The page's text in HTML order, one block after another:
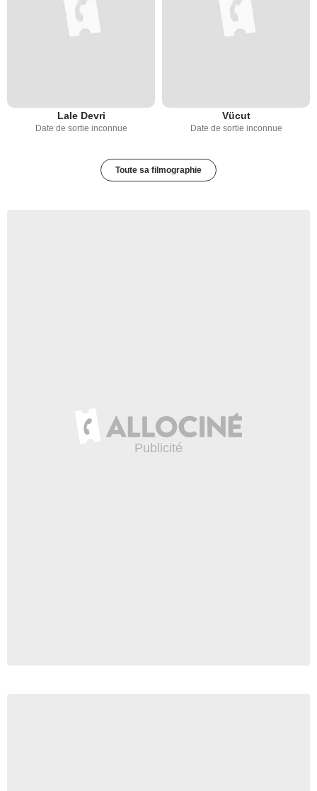
Lale Devri
Date de sortie inconnue
Vücut
Date de sortie inconnue
Toute sa filmographie